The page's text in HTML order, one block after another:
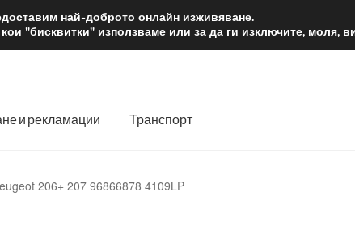
лв.
и рекламации Транспорт
206+ 207 96866878 4109LP
най-доброто онлайн изживяване.
"бисквитки" използваме или за да ги изключите, моля,